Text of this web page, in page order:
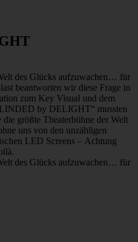
des Glücks aufzuwachen… für
beantworten wir diese Frage in
zum Key Visual und dem
by DELIGHT“ mussten
größte Theaterbühne der Welt
uns von den unzähligen
LED Screens – Achtung
des Glücks aufzuwachen… für